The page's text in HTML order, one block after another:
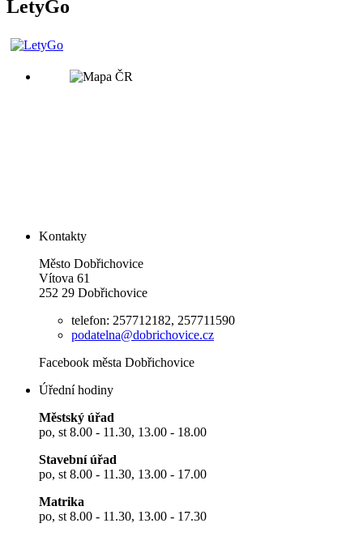
LetyGo
Kontakty
Město Dobřichovice
Vítova 61
252 29 Dobřichovice
telefon: 257712182, 257711590
podatelna@dobrichovice.cz
Facebook města Dobřichovice
Úřední hodiny
Městský úřad
po, st 8.00 - 11.30, 13.00 - 18.00
Stavební úřad
po, st 8.00 - 11.30, 13.00 - 17.00
Matrika
po, st 8.00 - 11.30, 13.00 - 17.30